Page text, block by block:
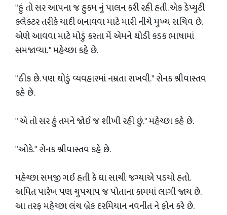
"હું તો સર આપના જ હુકમ નું પાલન કરી રહી હતી. એક ડેપ્યુટી
કલેકટર તરીકે યાદી બનાવવા માટે મારી નીચે મુખ્ય સચિવ છે.
એણે આવવા માટે મોડું કરતા મેં એમને થોડી કડક ભાષામાં
સમજાવ્યા. " મહેચ્છા કહે છે.
"ઠીક છે. પણ થોડું વ્યવહારમાં નમ્રતા રાખવી." રોનક શ્રીવાસ્તવ
કહે છે.
" એ તો સર હું તમને જોઈ જ શીખી રહી છું." મહેચ્છા કહે છે.
"ઓકે." રોનક શ્રીવાસ્તવ કહે છે.
મહેચ્છા સમજી ગઈ‌ હતી કે ઘા સાચી જગ્યાએ પડયો‌‌ હતો.
અમિત પારેખ પણ ચુપચાપ જ પોતાના કામમાં લાગી જાય છે.
આ તરફ મહેચ્છા લંચ બ્રેક દરમિયાન નવનીત ને ફોન કરે છે.